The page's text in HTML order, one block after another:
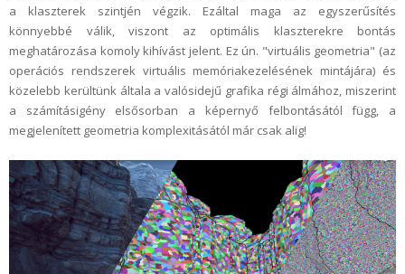
a klaszterek szintjén végzik. Ezáltal maga az egyszerűsítés
könnyebbé válik, viszont az optimális klaszterekre bontás
meghatározása komoly kihívást jelent. Ez ún. "virtuális geometria" (az
operációs rendszerek virtuális memóriakezelésének mintájára) és
közelebb kerültünk általa a valósidejű grafika régi álmához, miszerint
a számításigény elsősorban a képernyő felbontásától függ, a
megjelenített geometria komplexitásától már csak alig!